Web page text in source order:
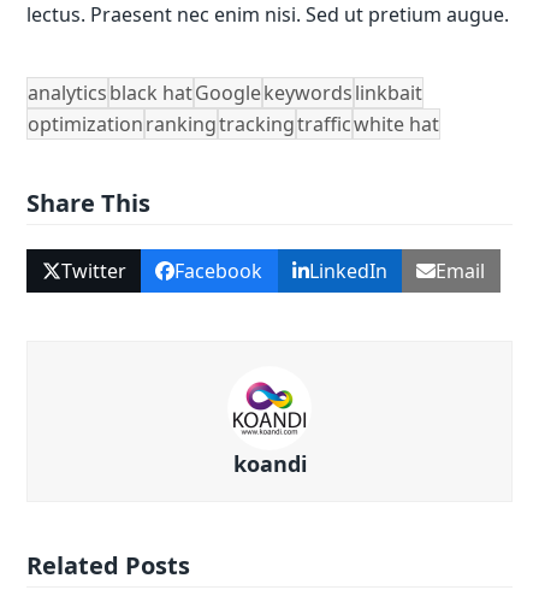
lectus. Praesent nec enim nisi. Sed ut pretium augue.
analyticsblack hatGooglekeywordslinkbait
optimizationrankingtrackingtrafficwhite hat
Share This
Twitter Facebook LinkedIn Email
koandi
Related Posts